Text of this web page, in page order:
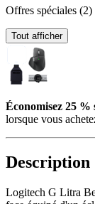
Offres spéciales (2)
Tout afficher
Économisez 25 %
lorsque vous
Description
Logitech G Litra